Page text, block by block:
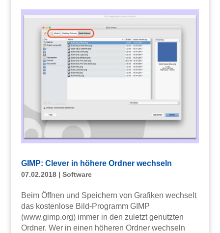
GIMP: Clever in höhere Ordner wechseln
07.02.2018| Software
Beim Öffnen und Speichern von Grafiken wechselt
das kostenlose Bild-Programm GIMP
(www.gimp.org) immer in den zuletzt genutzten
Ordner. Wer in einen höheren Ordner wechseln